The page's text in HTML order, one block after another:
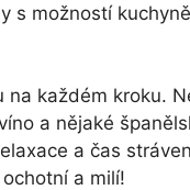
s možností
na každém kroku.
a nějaké
a čas
a milí!